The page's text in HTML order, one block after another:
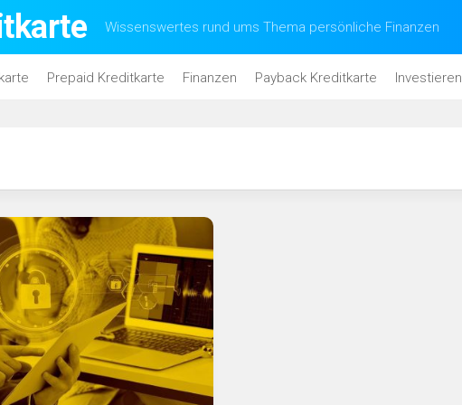
Wissenswertes rund ums Thema persönliche Finanzen
Prepaid Kreditkarte Finanzen Payback Kreditkarte Investieren